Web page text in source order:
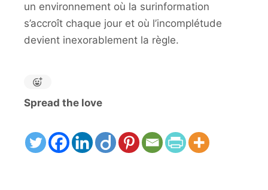
un environnement où la surinformation
s’accroît chaque jour et où l’incomplétude
devient inexorablement la règle.
Spread the love